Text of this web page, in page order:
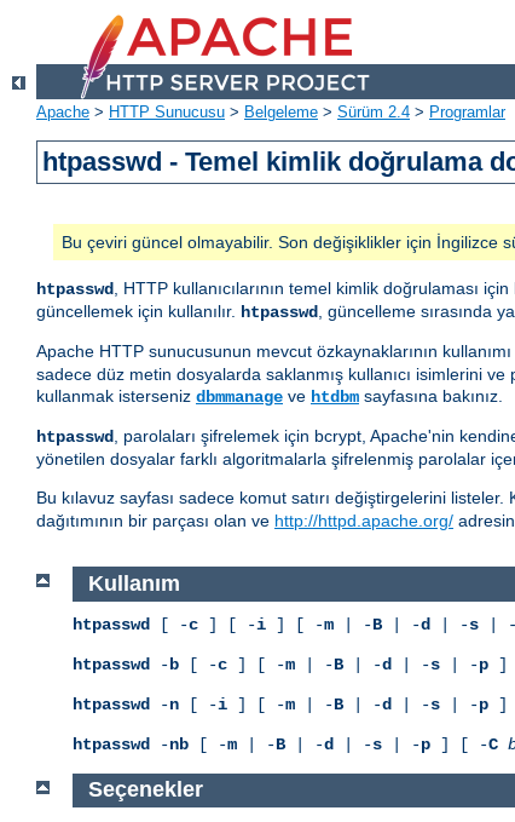
Apache > HTTP Sunucusu > Belgeleme > Sürüm 2.4 > Programlar
htpasswd - Temel kimlik doğrulama
Bu çeviri güncel olmayabilir. Son değişiklikler için İngilizce
htpasswd, HTTP kullanıcılarının temel kimlik doğrulaması
güncellemek için kullanılır. htpasswd, güncelleme sırasında
Apache HTTP sunucusunun mevcut özkaynaklarının
sadece düz metin dosyalarda saklanmış kullanıcı isimlerini
kullanmak isterseniz dbmmanage ve htdbm sayfasına bakınız.
htpasswd, parolaları şifrelemek için bcrypt, Apache'nin
yönetilen dosyalar farklı algoritmalarla şifrelenmiş parolalar
Bu kılavuz sayfası sadece komut satırı değiştirgelerini listeler.
dağıtımının bir parçası olan ve http://httpd.apache.org/
Kullanım
htpasswd [ -c ] [ -i ] [ -m | -B | -d | -s | -
htpasswd -b [ -c ] [ -m | -B | -d | -s | -p ]
htpasswd -n [ -i ] [ -m | -B | -d | -s | -p ]
htpasswd -nb [ -m | -B | -d | -s | -p ] [ -C
Seçenekler